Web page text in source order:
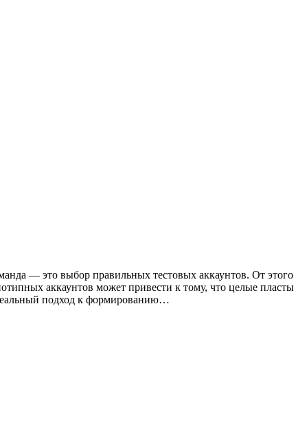
— это выбор правильных тестовых аккаунтов. От этого
аккаунтов может привести к тому, что целые пласты
подход к формированию…